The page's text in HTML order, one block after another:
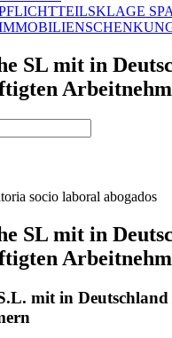
SL mit in
SL mit in
mit in Deutschland